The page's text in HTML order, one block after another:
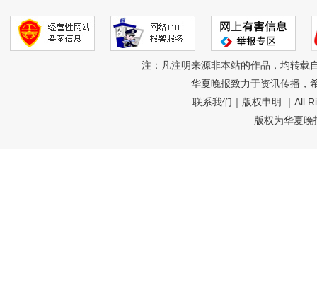
注：凡注明来源非本站的作品，均转载
华夏晚报致力于资讯传播，
联系我们 ｜ 版权申明 ｜All
版权为华夏